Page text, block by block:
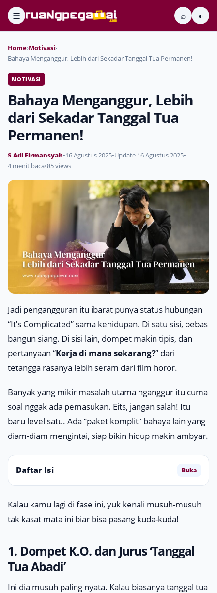
☰ ⌕ ◐
Home›Motivasi›
Bahaya Menganggur, Lebih dari Sekadar Tanggal Tua Permanen!
MOTIVASI
Bahaya Menganggur, Lebih
dari Sekadar Tanggal Tua
Permanen!
S Adi Firmansyah•16 Agustus 2025•Update 16 Agustus 2025•
4 menit baca•85 views
Jadi pengangguran itu ibarat punya status hubungan
“It’s Complicated” sama kehidupan. Di satu sisi, bebas
bangun siang. Di sisi lain, dompet makin tipis, dan
pertanyaan “Kerja di mana sekarang?” dari
tetangga rasanya lebih seram dari film horor.
Banyak yang mikir masalah utama nganggur itu cuma
soal nggakada pemasukan. Eits, jangan salah! Itu
baru level satu. Ada “paket komplit” bahaya lain yang
diam-diam mengintai, siap bikin hidup makin ambyar.
Daftar Isi Buka
Kalau kamu lagi di fase ini, yuk kenali musuh-musuh
tak kasat mata ini biar bisa pasang kuda-kuda!
1. Dompet K.O. dan Jurus ‘Tanggal
Tua Abadi’
Ini dia musuh paling nyata. Kalau biasanya tanggal tua